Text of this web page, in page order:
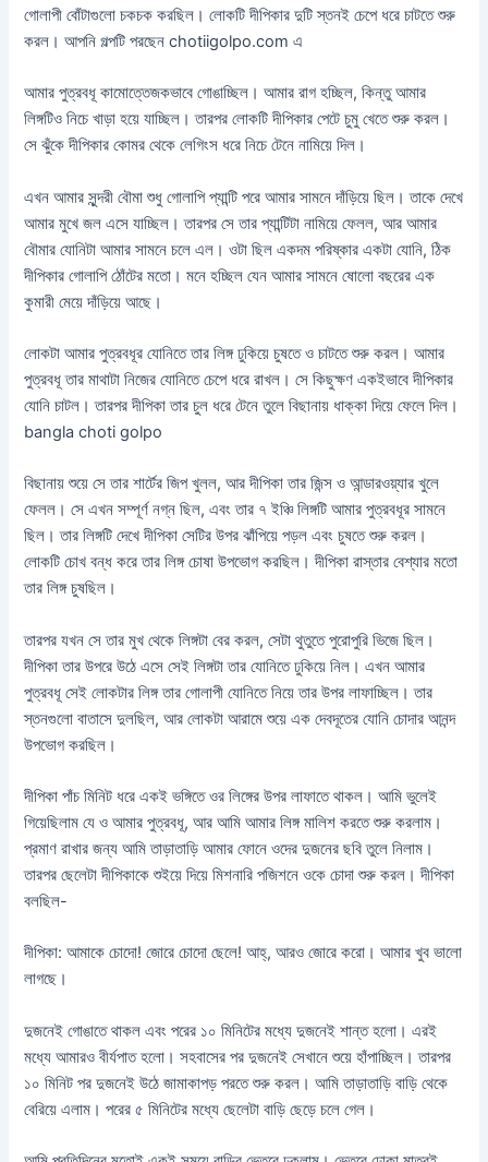
গোলাপী বোঁটাগুলো চকচক করছিল। লোকটি দীপিকার দুটি স্তনই চেপে ধরে চাটতে শুরু
করল। আপনি গল্পটি পরছেন chotiigolpo.com এ
আমার পুত্রবধূ কামোত্তেজকভাবে গোঙাচ্ছিল। আমার রাগ হচ্ছিল, কিন্তু আমার
লিঙ্গটিও নিচে খাড়া হয়ে যাচ্ছিল। তারপর লোকটি দীপিকার পেটে চুমু খেতে শুরু করল।
সে ঝুঁকে দীপিকার কোমর থেকে লেগিংস ধরে নিচে টেনে নামিয়ে দিল।
এখন আমার সুন্দরী বৌমা শুধু গোলাপি প্যান্টি পরে আমার সামনে দাঁড়িয়ে ছিল। তাকে দেখে
আমার মুখে জল এসে যাচ্ছিল। তারপর সে তার প্যান্টিটা নামিয়ে ফেলল, আর আমার
বৌমার যোনিটা আমার সামনে চলে এল। ওটা ছিল একদম পরিষ্কার একটা যোনি, ঠিক
দীপিকার গোলাপি ঠোঁটের মতো। মনে হচ্ছিল যেন আমার সামনে ষোলো বছরের এক
কুমারী মেয়ে দাঁড়িয়ে আছে।
লোকটা আমার পুত্রবধূর যোনিতে তার লিঙ্গ ঢুকিয়ে চুষতে ও চাটতে শুরু করল। আমার
পুত্রবধূ তার মাথাটা নিজের যোনিতে চেপে ধরে রাখল। সে কিছুক্ষণ একইভাবে দীপিকার
যোনি চাটল। তারপর দীপিকা তার চুল ধরে টেনে তুলে বিছানায় ধাক্কা দিয়ে ফেলে দিল।
bangla choti golpo
বিছানায় শুয়ে সে তার শার্টের জিপ খুলল, আর দীপিকা তার জিন্স ও আন্ডারওয়্যার খুলে
ফেলল। সে এখন সম্পূর্ণ নগ্ন ছিল, এবং তার ৭ ইঞ্চি লিঙ্গটি আমার পুত্রবধূর সামনে
ছিল। তার লিঙ্গটি দেখে দীপিকা সেটির উপর ঝাঁপিয়ে পড়ল এবং চুষতে শুরু করল।
লোকটি চোখ বন্ধ করে তার লিঙ্গ চোষা উপভোগ করছিল। দীপিকা রাস্তার বেশ্যার মতো
তার লিঙ্গ চুষছিল।
তারপর যখন সে তার মুখ থেকে লিঙ্গটা বের করল, সেটা থুতুতে পুরোপুরি ভিজে ছিল।
দীপিকা তার উপরে উঠে এসে সেই লিঙ্গটা তার যোনিতে ঢুকিয়ে নিল। এখন আমার
পুত্রবধূ সেই লোকটার লিঙ্গ তার গোলাপী যোনিতে নিয়ে তার উপর লাফাচ্ছিল। তার
স্তনগুলো বাতাসে দুলছিল, আর লোকটা আরামে শুয়ে এক দেবদূতের যোনি চোদার আনন্দ
উপভোগ করছিল।
দীপিকা পাঁচ মিনিট ধরে একই ভঙ্গিতে ওর লিঙ্গের উপর লাফাতে থাকল। আমি ভুলেই
গিয়েছিলাম যে ও আমার পুত্রবধূ, আর আমি আমার লিঙ্গ মালিশ করতে শুরু করলাম।
প্রমাণ রাখার জন্য আমি তাড়াতাড়ি আমার ফোনে ওদের দুজনের ছবি তুলে নিলাম।
তারপর ছেলেটা দীপিকাকে শুইয়ে দিয়ে মিশনারি পজিশনে ওকে চোদা শুরু করল। দীপিকা
বলছিল-
দীপিকা: আমাকে চোদো! জোরে চোদো ছেলে! আহ্, আরও জোরে করো। আমার খুব ভালো
লাগছে।
দুজনেই গোঙাতে থাকল এবং পরের ১০ মিনিটের মধ্যে দুজনেই শান্ত হলো। এরই
মধ্যে আমারও বীর্যপাত হলো। সহবাসের পর দুজনেই সেখানে শুয়ে হাঁপাচ্ছিল। তারপর
১০ মিনিট পর দুজনেই উঠে জামাকাপড় পরতে শুরু করল। আমি তাড়াতাড়ি বাড়ি থেকে
বেরিয়ে এলাম। পরের ৫ মিনিটের মধ্যে ছেলেটা বাড়ি ছেড়ে চলে গেল।